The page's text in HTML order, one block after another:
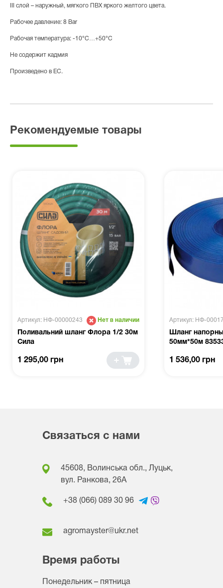
III слой – наружный, мягкого ПВХ яркого желтого цвета.
Рабочее давление: 8 Bar
Рабочая температура: -10°С…+50°С
Не содержит кадмия
Произведено в ЕС.
Рекомендуемые товары
Артикул: НФ-00000243 Нет в наличии
Поливальний шланг Флора 1/2 30м
Сила
1 295,00 грн
Артикул: НФ-
Шланг
50мм*50м
1 536,00 грн
Связаться с нами
45608, Волинська обл., Луцьк,
вул. Ранкова, 26A
+38 (066) 089 30 96
agromayster@ukr.net
Время работы
Понедельник – пятница